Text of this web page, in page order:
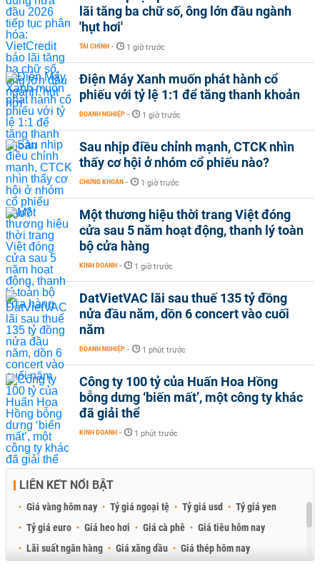
lãi tăng ba chữ số, ông lớn đầu ngành
'hụt hơi'
TÀI CHÍNH - 1 giờ trước
Điện Máy Xanh muốn phát hành cổ
phiếu với tỷ lệ 1:1 để tăng thanh khoản
DOANH NGHIỆP - 1 giờ trước
Sau nhịp điều chỉnh mạnh, CTCK nhìn
thấy cơ hội ở nhóm cổ phiếu nào?
CHỨNG KHOÁN - 1 giờ trước
Một thương hiệu thời trang Việt đóng
cửa sau 5 năm hoạt động, thanh lý toàn
bộ cửa hàng
KINH DOANH - 1 giờ trước
DatVietVAC lãi sau thuế 135 tỷ đồng
nửa đầu năm, dồn 6 concert vào cuối
năm
DOANH NGHIỆP - 1 phút trước
Công ty 100 tỷ của Huấn Hoa Hồng
bỗng dưng ‘biến mất’, một công ty khác
đã giải thể
KINH DOANH - 1 phút trước
LIÊN KẾT NỔI BẬT
Giá vàng hôm nay Tỷ giá ngoại tệ Tỷ giá usd
Tỷ giá yen
Tỷ giá euro
Giá heo hơi Giá cà phê
Giá tiêu hôm nay
Lãi suất ngân hàng
Giá xăng dầu
Giá thép hôm nay